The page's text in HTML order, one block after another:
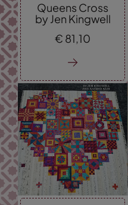
Queens Cross
by Jen Kingwell
€ 81,10